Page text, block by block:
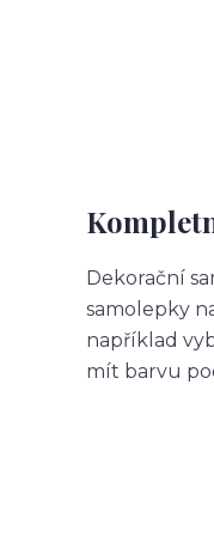
Dekorační
samolepky
například
mít barvu